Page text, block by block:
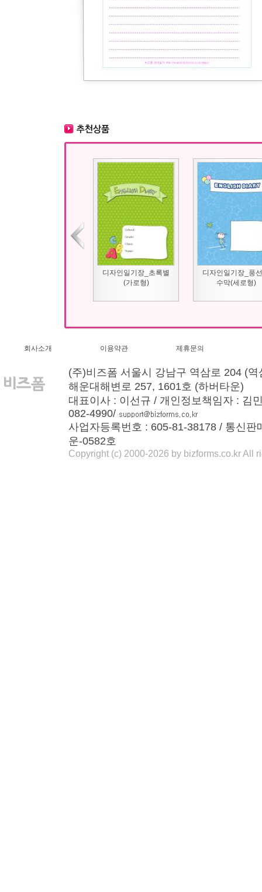
디자인일기장_초록별
(가로형)
디자인일기장_풍
수막(세로형)
회사소개 이용약관 제휴문의
(주)비즈폼 서울시 강남구 역삼로 204 (
해운대해변로 257, 1601호 (하버타운)
대표이사 : 이선규 / 개인정보책임자 : 김
082-4990/
사업자등록번호 : 605-81-38178 / 통신
운-0582호
Copyright (c) 2000-2026 by bizforms.co.kr All